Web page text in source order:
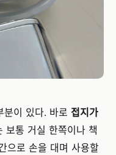
분이 있다. 바로 접지가
보통 거실 한쪽이나 책
으로 손을 대며 사용할